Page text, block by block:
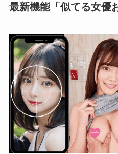
最新機能「似てる女優